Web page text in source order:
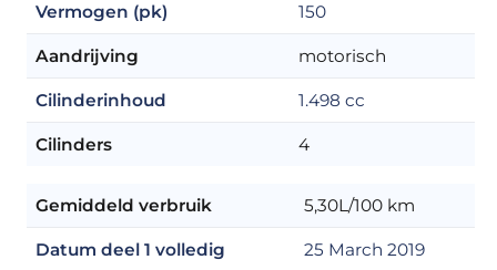
Vermogen (pk) 150
Aandrijving motorisch
Cilinderinhoud 1.498 cc
Cilinders 4
Gemiddeld verbruik 5,30L/100 km
Datum deel 1 volledig 25 March 2019